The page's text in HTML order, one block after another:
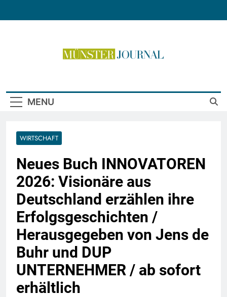
MENU
WIRTSCHAFT
Neues Buch INNOVATOREN
2026: Visionäre aus
Deutschland erzählen ihre
Erfolgsgeschichten /
Herausgegeben von Jens de
Buhr und DUP
UNTERNEHMER / ab sofort
erhältlich